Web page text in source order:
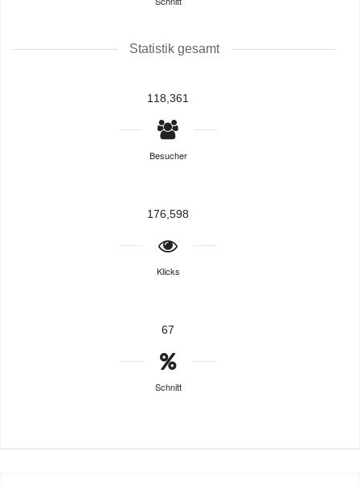
Statistik gesamt
118,361
Besucher
176,598
Klicks
67
Schnitt